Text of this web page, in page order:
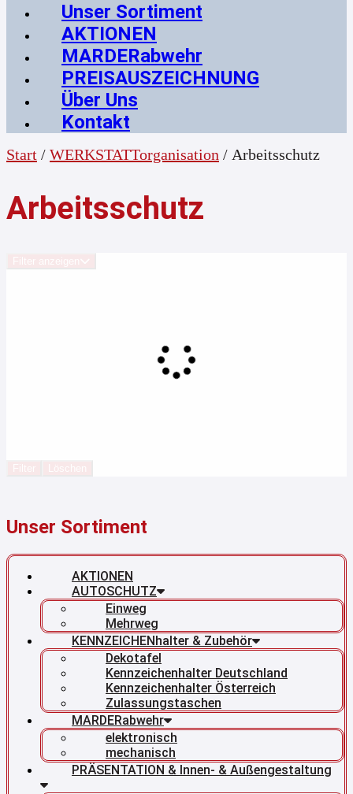
Unser Sortiment
AKTIONEN
MARDERabwehr
PREISAUSZEICHNUNG
Über Uns
Kontakt
Start / WERKSTATTorganisation / Arbeitsschutz
Arbeitsschutz
Unser Sortiment
AKTIONEN
AUTOSCHUTZ
Einweg
Mehrweg
KENNZEICHENhalter & Zubehör
Dekotafel
Kennzeichenhalter Deutschland
Kennzeichenhalter Österreich
Zulassungstaschen
MARDERabwehr
elektronisch
mechanisch
PRÄSENTATION & Innen- & Außengestaltung